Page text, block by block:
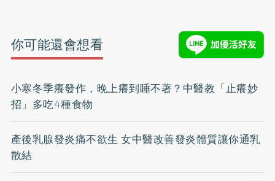
你可能還會想看
小寒冬季癢發作，晚上癢到睡不著？中醫教「止癢妙
招」多吃4種食物
產後乳腺發炎痛不欲生 女中醫改善發炎體質讓你通乳
散結